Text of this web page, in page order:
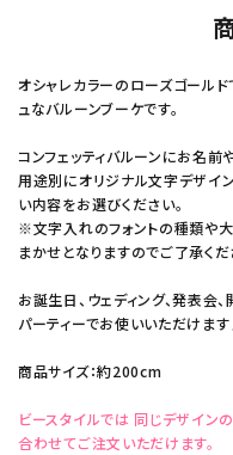
オシャレカラーのローズゴールド
ュなバルーンブーケです。
コンフェッティバルーンにお名前
用途別にオリジナル文字デザイ
い内容をお選びください。
※文字入れのフォントの種類や大
まかせとなりますのでご了承くだ
お誕生日、ウェディング、発表会
パーティーでお使いいただけま
商品サイズ：約200cm
ビースタイルでは 同じデザイン
合わせてご注文いただけます。